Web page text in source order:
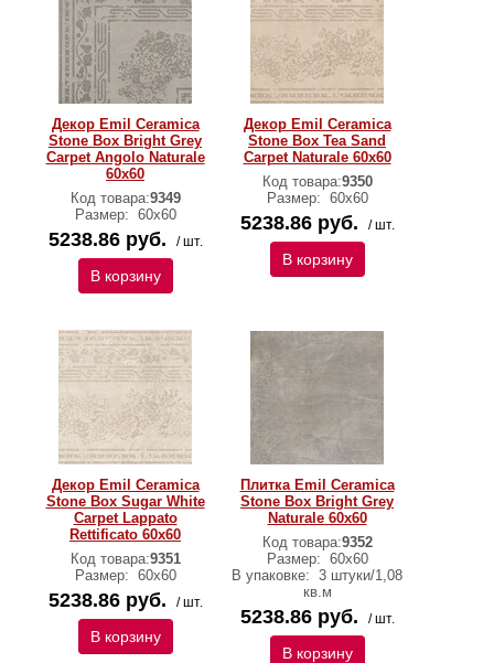
Декор Emil Ceramica
Stone Box Bright Grey
Carpet Angolo Naturale
60х60
Код товара:9349
Размер: 60х60
5238.86 руб. / шт.
В корзину
Декор Emil Ceramica
Stone Box Tea Sand
Carpet Naturale 60х60
Код товара:9350
Размер: 60х60
5238.86 руб. / шт.
В корзину
Декор Emil Ceramica
Stone Box Sugar White
Carpet Lappato
Rettificato 60х60
Код товара:9351
Размер: 60х60
5238.86 руб. / шт.
В корзину
Плитка Emil Ceramica
Stone Box Bright Grey
Naturale 60х60
Код товара:9352
Размер: 60х60
В упаковке: 3 штуки/1,08
кв.м
5238.86 руб. / шт.
В корзину